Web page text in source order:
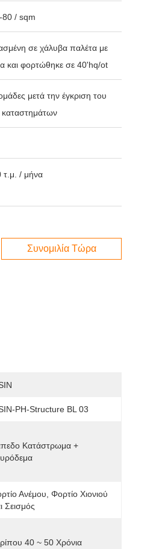
80 / sqm
σε χάλυβα παλέτα με
και φορτώθηκε σε 40'hq/ot
μετά την έγκριση του
καταστημάτων
τ.μ. / μήνα
Συνομιλία Τώρα
PH-Structure BL 03
Κατάστρωμα +
Ανέμου, Φορτίο Χιονιού
Σεισμός
40 ~ 50 Χρόνια